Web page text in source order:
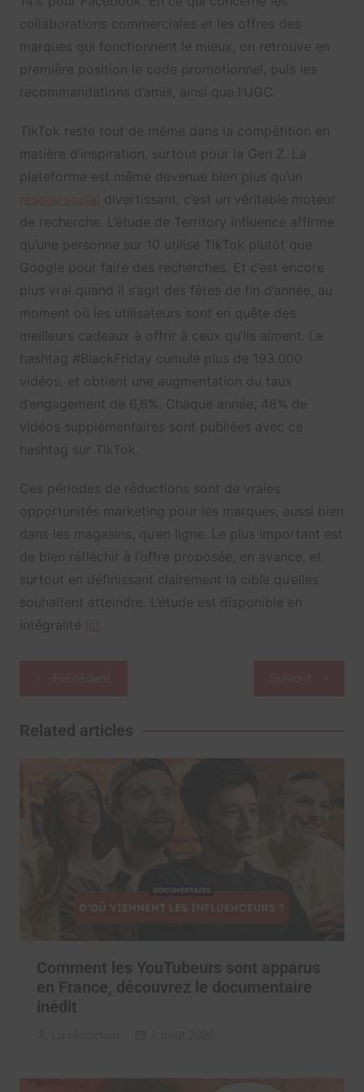
collaborations commerciales et les offres des
marques qui fonctionnent le mieux, on retrouve en
première position le code promotionnel, puis les
recommandations d’amis, ainsi que l’UGC.
TikTok reste tout de même dans la compétition en
matière d’inspiration, surtout pour la Gen Z. La
plateforme est même devenue bien plus qu’un
divertissant, c’est un véritable moteur
de recherche. L’étude de Territory Influence affirme
qu’une personne sur 10 utilise TikTok plutôt que
Google pour faire des recherches. Et c’est encore
plus vrai quand il s’agit des fêtes de fin d’année, au
moment où les utilisateurs sont en quête des
meilleurs cadeaux à offrir à ceux qu’ils aiment. Le
hashtag #BlackFriday cumule plus de 193.000
vidéos, et obtient une augmentation du taux
d’engagement de 6,6%. Chaque année, 48% de
vidéos supplémentaires sont publiées avec ce
hashtag sur TikTok.
Ces périodes de réductions sont de vraies
opportunités marketing pour les marques, aussi bien
dans les magasins, qu’en ligne. Le plus important est
de bien réfléchir à l’offre proposée, en avance, et
surtout en définissant clairement la cible qu’elles
souhaitent atteindre. L’étude est disponible en
intégralité
l’article
Related articles
Comment les YouTubeurs sont apparus
en France, découvrez le documentaire
inédit